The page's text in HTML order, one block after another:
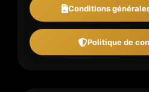
Conditions
Politique de